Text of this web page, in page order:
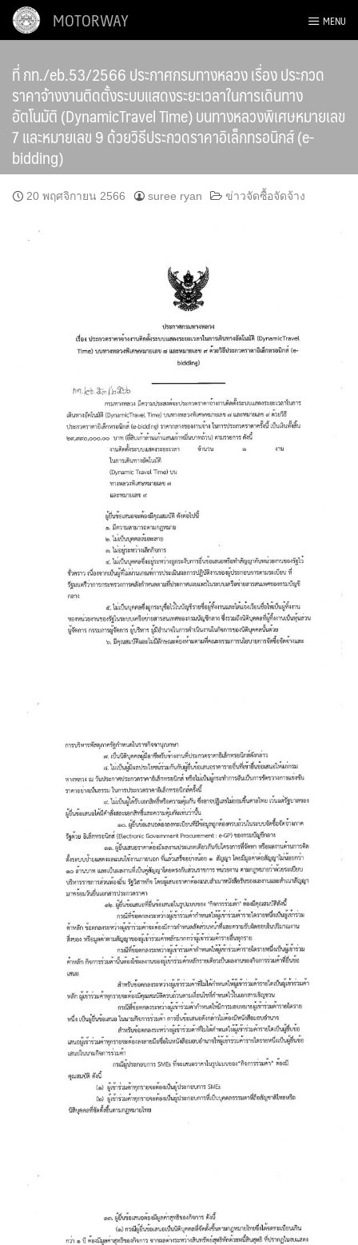
Skip
MOTORWAY MENU
ที่ กท./eb.53/2566 ประกาศกรมทางหลวง เรื่อง ประกวด
ราคาจ้างงานติดตั้งระบบแสดงระยะเวลาในการเดินทาง
อัตโนมัติ (DynamicTravel Time) บนทางหลวงพิเศษหมายเลข
7 และหมายเลข 9 ด้วยวิธีประกวดราคาอิเล็กทรอนิกส์ (e-
bidding)
20 พฤศจิกายน 2566 suree ryan ข่าวจัดซื้อจัดจ้าง